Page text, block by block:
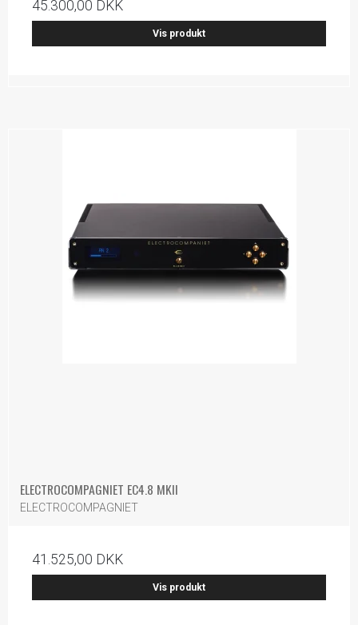
45.300,00 DKK
Vis produkt
ELECTROCOMPAGNIET EC4.8 MKII
ELECTROCOMPAGNIET
41.525,00 DKK
Vis produkt